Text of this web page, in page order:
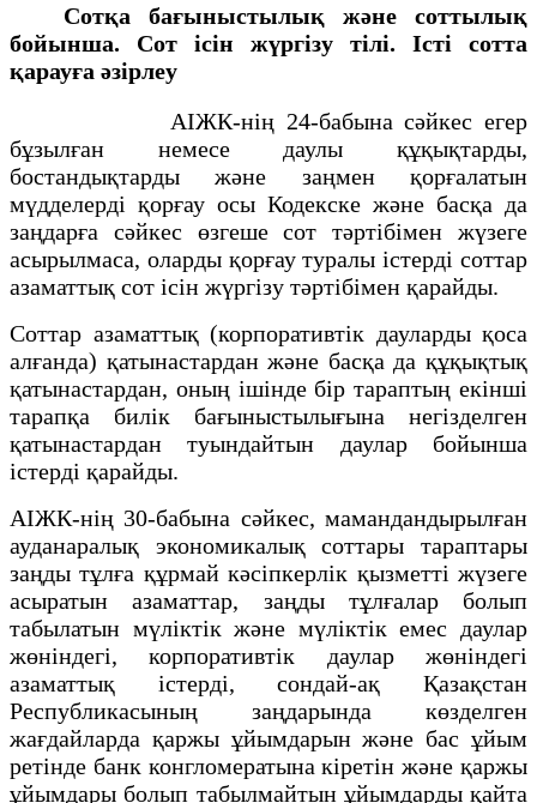
Сотқа бағыныстылық және соттылық
бойынша. Сот ісін жүргізу тілі. Істі сотта
қарауға әзірлеу
АІЖК-нің 24-бабына сәйкес егер
бұзылған немесе даулы құқықтарды,
бостандықтарды және заңмен қорғалатын
мүдделерді қорғау осы Кодекске және басқа да
заңдарға сәйкес өзгеше сот тәртібімен жүзеге
асырылмаса, оларды қорғау туралы істерді соттар
азаматтық сот ісін жүргізу тәртібімен қарайды.
Соттар азаматтық (корпоративтік дауларды қоса
алғанда) қатынастардан және басқа да құқықтық
қатынастардан, оның ішінде бір тараптың екінші
тарапқа билік бағыныстылығына негізделген
қатынастардан туындайтын даулар бойынша
істерді қарайды.
АІЖК-нің 30-бабына сәйкес, мамандандырылған
ауданаралық экономикалық соттары тараптары
заңды тұлға құрмай кәсiпкерлiк қызметтi жүзеге
асыратын азаматтар, заңды тұлғалар болып
табылатын мүлiктiк және мүлiктiк емес даулар
жөнiндегi, корпоративтік даулар жөніндегі
азаматтық iстердi, сондай-ақ Қазақстан
Республикасының заңдарында көзделген
жағдайларда қаржы ұйымдарын және бас ұйым
ретінде банк конгломератына кіретін және қаржы
ұйымдары болып табылмайтын ұйымдарды қайта